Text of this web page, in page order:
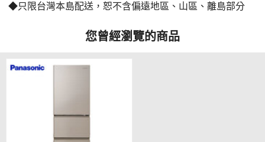
◆只限台灣本島配送，恕不含偏遠地區、山區、離島部分
您曾經瀏覽的商品